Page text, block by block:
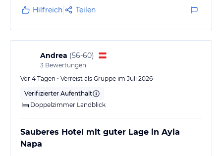
auch überschaubar. Dafür eine sehr gepflegte Anlage,
Gym und Wellness Bereich, kostenloses Parken für
Leihwagen oder Quads etc.. Zimmerupgrade vor Ort
gegen Aufpreis buchbar - Sideview mit large balcony
lohnt sich wirklich ,…
Hilfreich Teilen
Andrea (56-60)
3 Bewertungen
Vor 4 Tagen • Verreist als Gruppe im Juli 2026
Verifizierter Aufenthalt
Doppelzimmer Landblick
Sauberes Hotel mit guter Lage in Ayia
Napa